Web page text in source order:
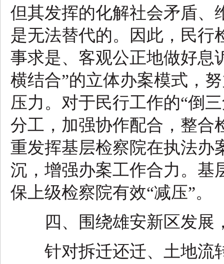
但其发挥的化解社会矛盾、
是无法替代的。因此，民行
事求是、客观公正地做好息
横结合”的立体办案模式，
压力。对于民行工作的“倒
分工，加强协作配合，整合
重发挥基层检察院在执法办
沉，增强办案工作合力。基
保上级检察院有效“减压”。
四、围绕雄安新区发展
针对拆迁还迁、土地流